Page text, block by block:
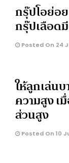
กรุ๊ปโอย่อ
กรุ๊ปเลือด
Posted On 24
ให้ลูกเล่น
ความสูง เ
ส่วนสูง
Posted On 10